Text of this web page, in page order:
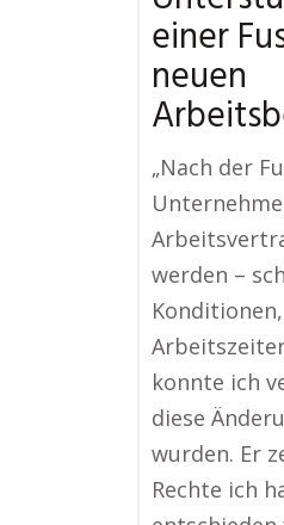
einer
neuen
„Nach der
werden –
konnte ich
diese
wurden. Er
Rechte ich